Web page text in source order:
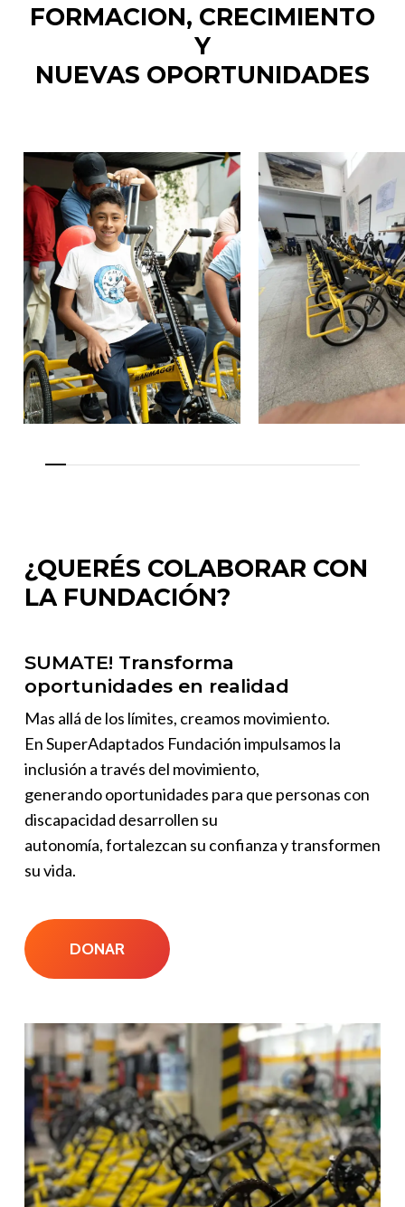
FORMACION, CRECIMIENTO
Y
NUEVAS OPORTUNIDADES
¿QUERÉS COLABORAR CON
LA FUNDACIÓN?
SUMATE! Transforma
oportunidades en realidad
Mas allá de los límites, creamos movimiento.
En SuperAdaptados Fundación impulsamos la
inclusión a través del movimiento,
generando oportunidades para que personas con
discapacidad desarrollen su
autonomía, fortalezcan su confianza y transformen
su vida.
DONAR